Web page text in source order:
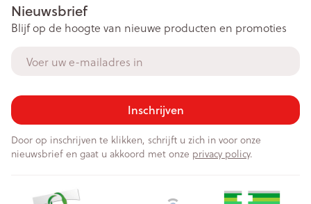
Nieuwsbrief
Blijf op de hoogte van nieuwe producten en promoties
Inschrijven
Door op inschrijven te klikken, schrijft u zich in voor onze
nieuwsbrief en gaat u akkoord met onze privacy policy.